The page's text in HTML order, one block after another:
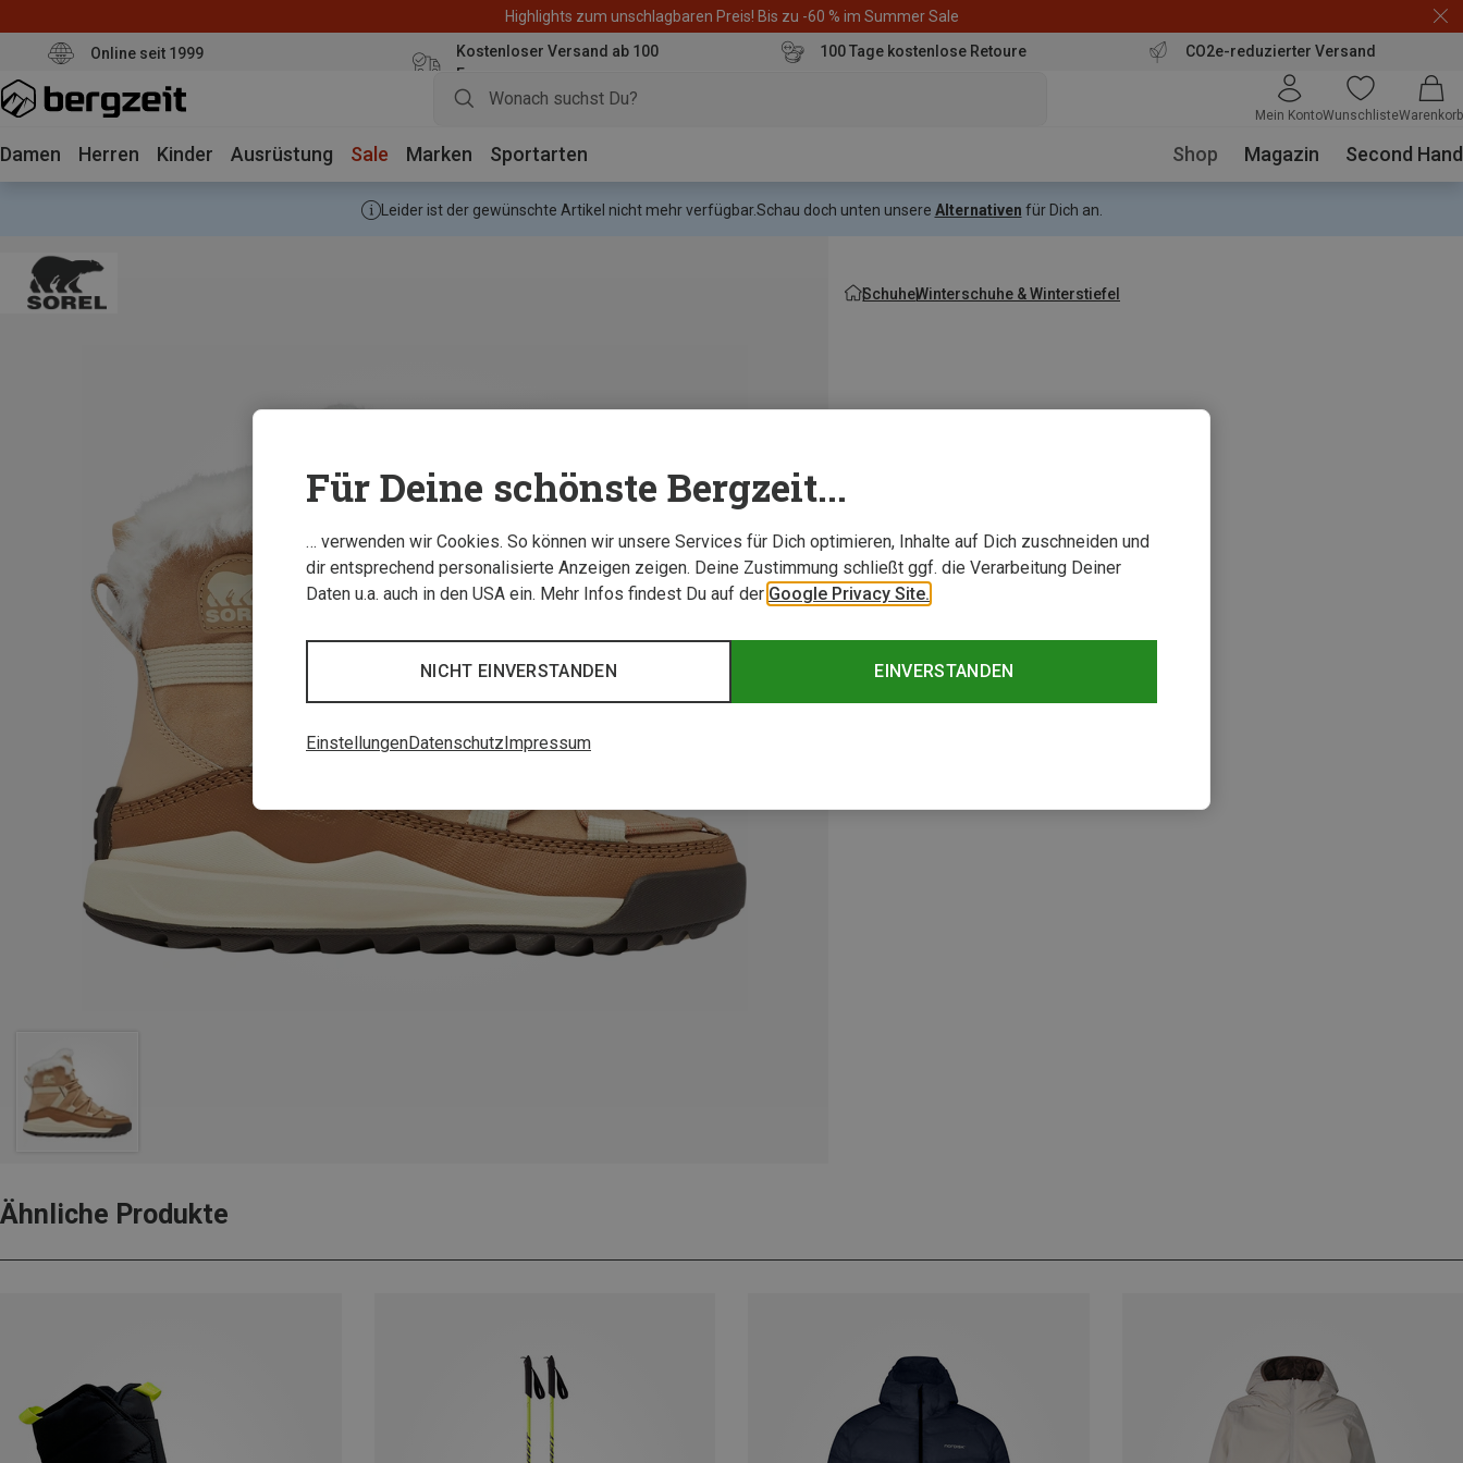
Highlights zum unschlagbaren Preis! Bis zu -60 % im Summer Sale
Online seit 1999
Kostenloser Versand ab 100
Euro
100 Tage kostenlose Retoure CO2e-reduzierter Versand
Mein KontoWunschlisteWarenkorb
Damen Herren Kinder Ausrüstung Sale Marken Sportarten Shop Magazin Second Hand
Leider ist der gewünschte Artikel nicht mehr verfügbar.Schau doch unten unsere Alternativen für Dich an.
SchuheWinterschuhe & Winterstiefel
Ähnliche Produkte
Für Deine schönste Bergzeit...
… verwenden wir Cookies. So können wir unsere Services für Dich optimieren, Inhalte auf Dich zuschneiden und
dir entsprechend personalisierte Anzeigen zeigen. Deine Zustimmung schließt ggf. die Verarbeitung Deiner
Daten u.a. auch in den USA ein. Mehr Infos findest Du auf der Google Privacy Site.
EINVERSTANDEN
NICHT EINVERSTANDEN
EinstellungenDatenschutzImpressum